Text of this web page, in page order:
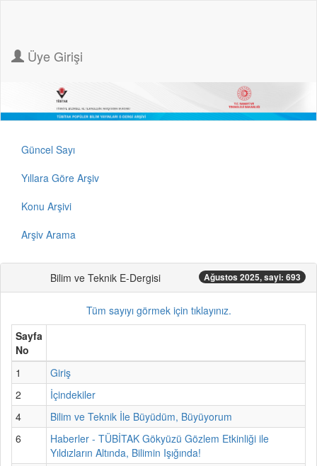
Üye Girişi
Güncel Sayı
Yıllara Göre Arşiv
Konu Arşivi
Arşiv Arama
Bilim ve Teknik E-Dergisi Ağustos 2025, sayi: 693
Tüm sayıyı görmek için tıklayınız.
Sayfa
No
1
Giriş
2
İçindekiler
4
Bilim ve Teknik İle Büyüdüm, Büyüyorum
6
Haberler - TÜBİTAK Gökyüzü Gözlem Etkinliği ile
Yıldızların Altında, Bilimin Işığında!